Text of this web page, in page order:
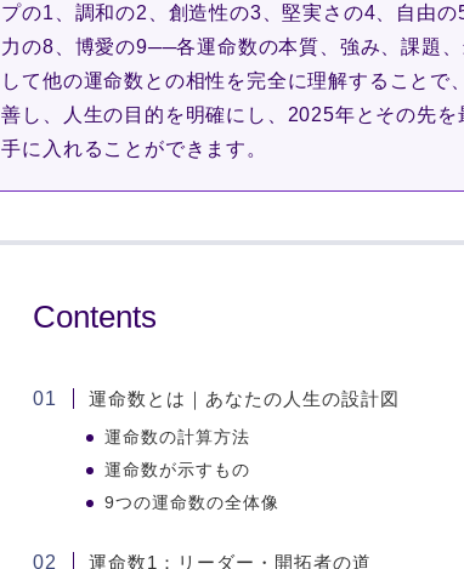
プの1、調和の2、創造性の3、堅実さの4、自由
力の8、博愛の9──各運命数の本質、強み、課題
して他の運命数との相性を完全に理解することで
善し、人生の目的を明確にし、2025年とその先
手に入れることができます。
Contents
運命数とは｜あなたの人生の設計図
運命数の計算方法
運命数が示すもの
9つの運命数の全体像
運命数1：リーダー・開拓者の道